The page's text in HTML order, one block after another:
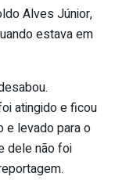
Alves Júnior,
estava em
atingido e ficou
e levado para o
dele não foi